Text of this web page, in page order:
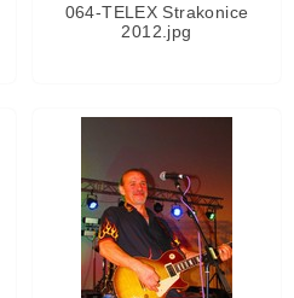
064-TELEX Strakonice
2012.jpg